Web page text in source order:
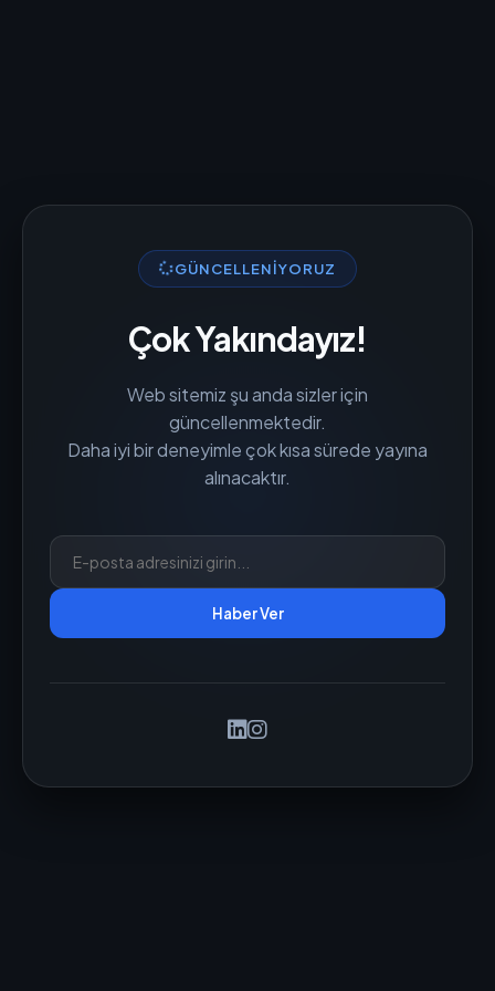
GÜNCELLENIYORUZ
Çok Yakındayız!
Web sitemiz şu anda sizler için
güncellenmektedir.
Daha iyi bir deneyimle çok kısa sürede yayına
alınacaktır.
Haber Ver